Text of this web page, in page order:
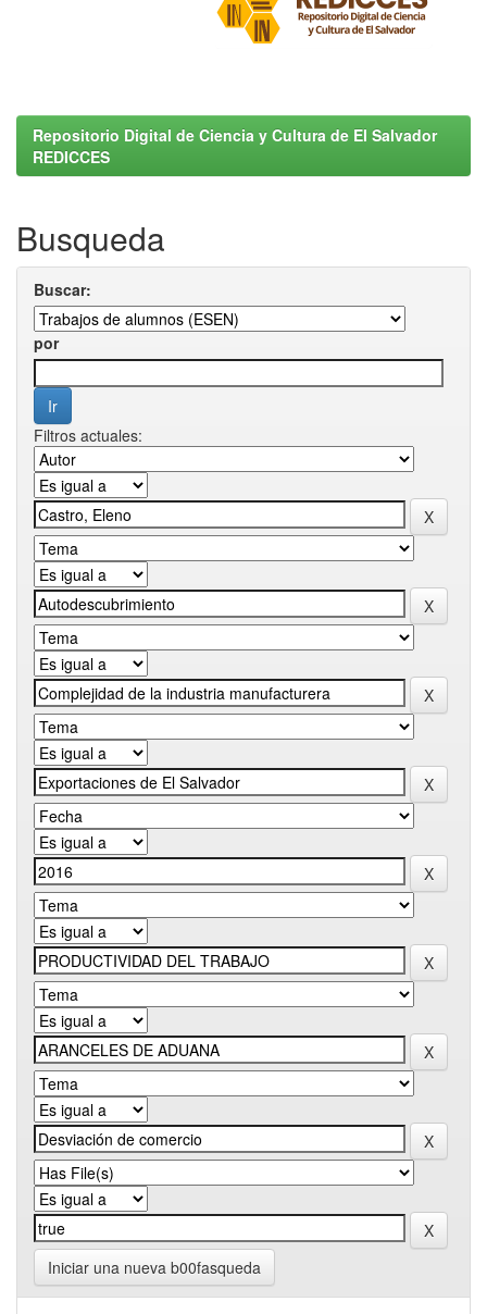
Repositorio Digital de Ciencia y Cultura de El Salvador
REDICCES
Busqueda
Buscar:
por
Filtros actuales:
Iniciar una nueva b00fasqueda